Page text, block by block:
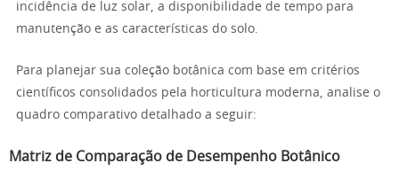
incidência de luz solar, a disponibilidade de tempo para
manutenção e as características do solo.
Para planejar sua coleção botânica com base em critérios
científicos consolidados pela horticultura moderna, analise o
quadro comparativo detalhado a seguir:
Matriz de Comparação de Desempenho Botânico